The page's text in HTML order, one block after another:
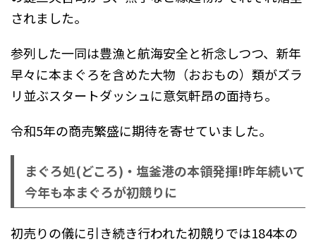
されました。
参列した一同は豊漁と航海安全と祈念しつつ、新年
早々に本まぐろを含めた大物（おおもの）類がズラ
リ並ぶスタートダッシュに意気軒昂の面持ち。
令和5年の商売繁盛に期待を寄せていました。
まぐろ処(どころ)・塩釜港の本領発揮!昨年続いて
今年も本まぐろが初競りに
初売りの儀に引き続き行われた初競りでは184本の